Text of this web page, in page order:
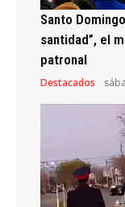
Santo
santidad”, el
patronal
Destacados